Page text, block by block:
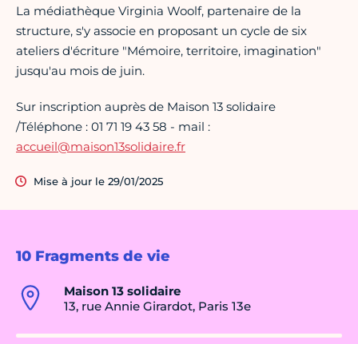
10 Fragments de vie
Maison 13 solidaire
13, rue Annie Girardot, Paris 13e
La médiathèque Virginia Woolf, partenaire de la
structure, s'y associe en proposant un cycle de six
ateliers d'écriture "Mémoire, territoire, imagination"
jusqu'au mois de juin.
Sur inscription auprès de Maison 13 solidaire
/Téléphone : 01 71 19 43 58 - mail :
accueil@maison13solidaire.fr
Mise à jour le 29/01/2025